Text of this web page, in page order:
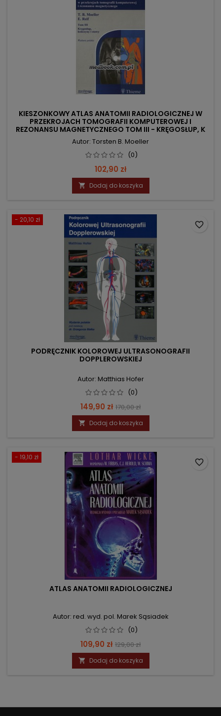
KIESZONKOWY ATLAS ANATOMII RADIOLOGICZNEJ W
PRZEKROJACH TOMOGRAFII KOMPUTEROWEJ I
REZONANSU MAGNETYCZNEGO TOM III - KRĘGOSŁUP, K
Autor: Torsten B. Moeller
(0)
Cena
102,90 zł
 Dodaj do koszyka
- 20,10 zł
PODRĘCZNIK KOLOROWEJ ULTRASONOGRAFII
DOPPLEROWSKIEJ
Autor: Matthias Hofer
(0)
Cena
149,90 zł Cena
podstawowa
170,00 zł
 Dodaj do koszyka
favorite_border
- 19,10 zł
ATLAS ANATOMII RADIOLOGICZNEJ
Autor: red. wyd. pol. Marek Sąsiadek
(0)
Cena
109,90 zł Cena
podstawowa
129,00 zł
 Dodaj do koszyka
favorite_border